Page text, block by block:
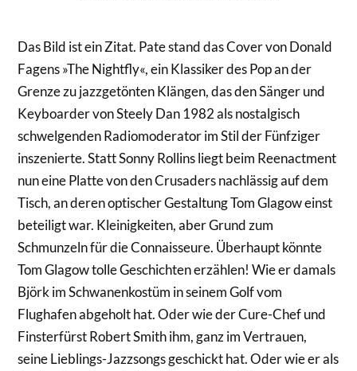
Das Bild ist ein Zitat. Pate stand das Cover von Donald
Fagens »The Nightfly«, ein Klassiker des Pop an der
Grenze zu jazzgetönten Klängen, das den Sänger und
Keyboarder von Steely Dan 1982 als nostalgisch
schwelgenden Radiomoderator im Stil der Fünfziger
inszenierte. Statt Sonny Rollins liegt beim Reenactment
nun eine Platte von den Crusaders nachlässig auf dem
Tisch, an deren optischer Gestaltung Tom Glagow einst
beteiligt war. Kleinigkeiten, aber Grund zum
Schmunzeln für die Connaisseure. Überhaupt könnte
Tom Glagow tolle Geschichten erzählen! Wie er damals
Björk im Schwanenkostüm in seinem Golf vom
Flughafen abgeholt hat. Oder wie der Cure­-Chef und
Finsterfürst Robert Smith ihm, ganz im Vertrauen,
seine Lieblings-Jazzsongs geschickt hat. Oder wie er als